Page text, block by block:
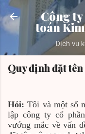
Công
toán
Dịch vụ
Quy định đặt
Hỏi:Tôi và một số
lập công ty cổ
vướng mắc về vấn